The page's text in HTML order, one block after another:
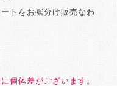
トをお裾分け販売なわ
個体差がございます。